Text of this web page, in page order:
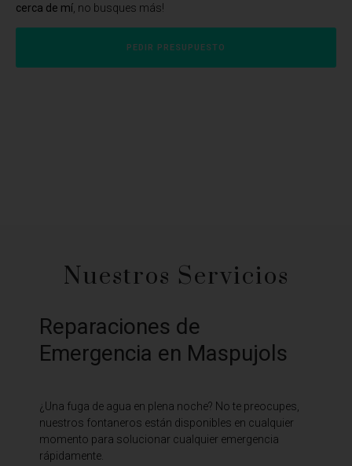
cerca de mí , no busques más!
PEDIR PRESUPUESTO
Nuestros Servicios
Reparaciones de
Emergencia en Maspujols
¿Una fuga de agua en plena noche? No te preocupes,
nuestros fontaneros están disponibles en cualquier
momento para solucionar cualquier emergencia
rápidamente.